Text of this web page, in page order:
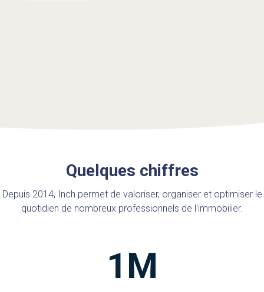
Quelques chiffres
Depuis 2014, Inch permet de valoriser, organiser et optimiser le
quotidien de nombreux professionnels de l'immobilier.
1M